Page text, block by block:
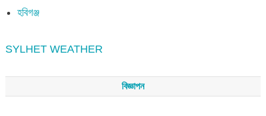
হবিগঞ্জ
SYLHET WEATHER
বিজ্ঞাপন